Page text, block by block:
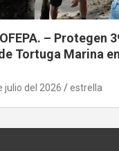
– Protegen
Tortuga Marina
julio del 2026 estrella